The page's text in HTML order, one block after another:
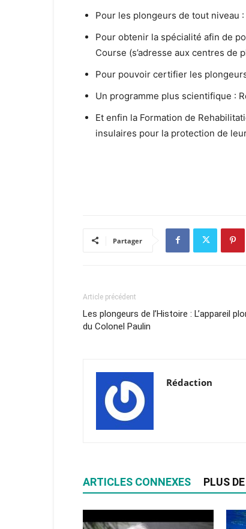
Pour les plongeurs de tout niveau
Pour obtenir la spécialité afin de
Course (s’adresse aux centres de
Pour pouvoir certifier les
Un programme plus scientifique :
Et enfin la Formation de
insulaires pour la protection de
Partager
Article précédent
Les plongeurs de l’Histoire : L’appareil
du Colonel Paulin
Rédaction
ARTICLES CONNEXES PLUS